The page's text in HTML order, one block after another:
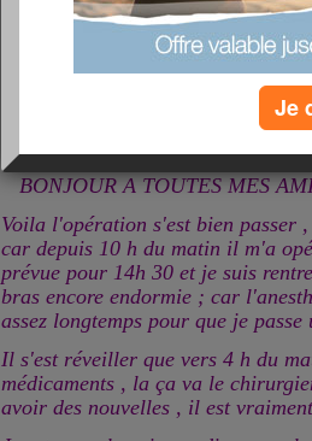
BONJOUR A TOUTES MES
Voila l'opération s'est bien passer
car depuis 10 h du matin il m'a
prévue pour 14h 30 et je suis
bras encore endormie ; car
assez longtemps pour que je
Il s'est réveiller que vers 4 h du
médicaments , la ça va le
avoir des nouvelles , il est
Je